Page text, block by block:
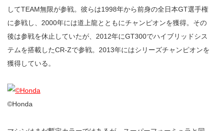
してTEAM無限が参戦。彼らは1998年から前身の全日本GT選手権
に参戦し、2000年には道上龍とともにチャンピオンを獲得。その
後は参戦を休止していたが、2012年にGT300でハイブリッドシス
テムを搭載したCR-Zで参戦。2013年にはシリーズチャンピオンを
獲得している。
©︎Honda